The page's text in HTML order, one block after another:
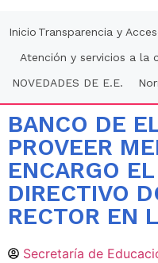
Inicio Transparencia y
Atención y servicios a la
NOVEDADES DE E.E.
BANCO DE
PROVEER
ENCARGO
DIRECTIVO
RECTOR EN
Secretaría de